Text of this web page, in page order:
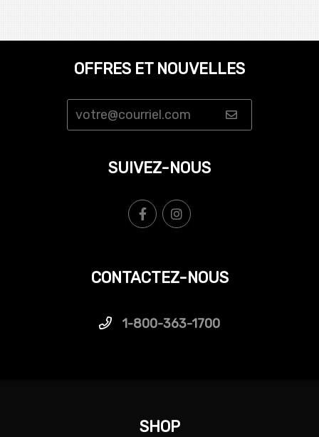
OFFRES ET NOUVELLES
SUIVEZ-NOUS
CONTACTEZ-NOUS
1-800-363-1700
SHOP